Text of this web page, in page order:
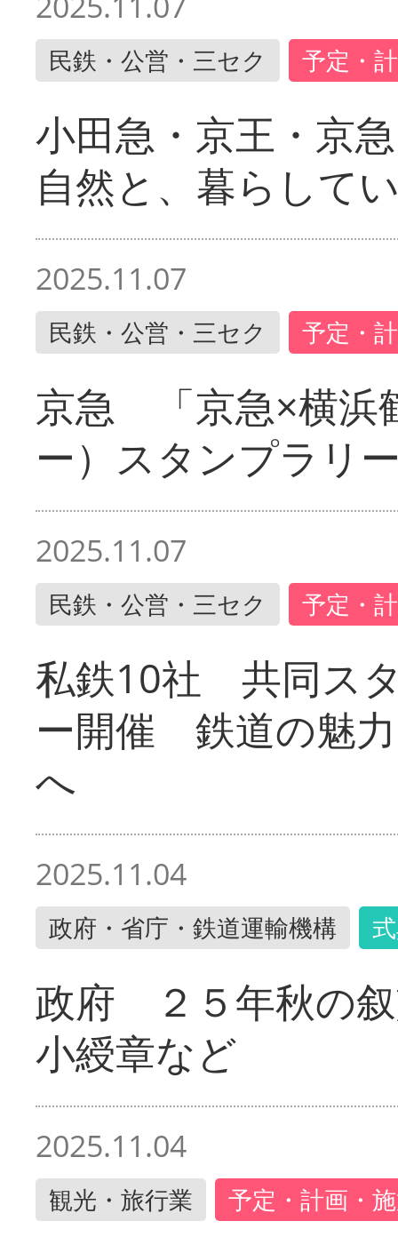
民鉄・公営・三セク 予定・
小田急・京王・京
自然と、暮らして
2025.11.07
民鉄・公営・三セク 予定・
京急 「京急×横浜
ー）スタンプラリ
2025.11.07
民鉄・公営・三セク 予定・
私鉄10社 共同ス
ー開催 鉄道の魅
へ
2025.11.04
政府・省庁・鉄道運輸機構
政府 ２５年秋の
小綬章など
2025.11.04
観光・旅行業 予定・計画・